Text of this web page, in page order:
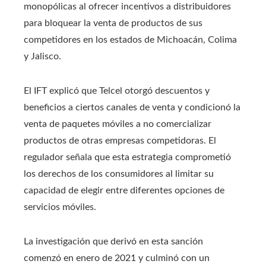
monopólicas al ofrecer incentivos a distribuidores
para bloquear la venta de productos de sus
competidores en los estados de Michoacán, Colima
y Jalisco.
El IFT explicó que Telcel otorgó descuentos y
beneficios a ciertos canales de venta y condicionó la
venta de paquetes móviles a no comercializar
productos de otras empresas competidoras. El
regulador señala que esta estrategia comprometió
los derechos de los consumidores al limitar su
capacidad de elegir entre diferentes opciones de
servicios móviles.
La investigación que derivó en esta sanción
comenzó en enero de 2021 y culminó con un